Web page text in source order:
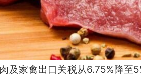
家禽出口关税从6.75%降至